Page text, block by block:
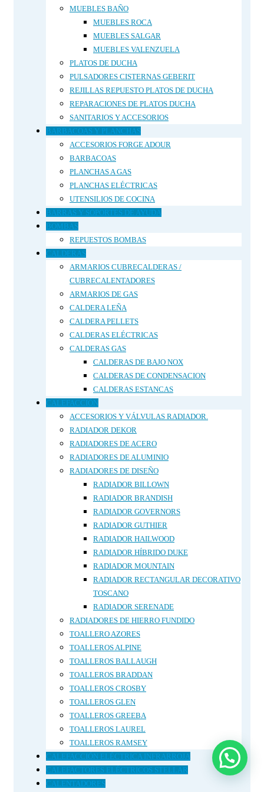
MUEBLES BAÑO
MUEBLES ROCA
MUEBLES SALGAR
MUEBLES VALENZUELA
PLATOS DE DUCHA
PULSADORES CISTERNAS GEBERIT
REJILLAS REPUESTO PLATOS DE DUCHA
REPARACIONES DE PLATOS DUCHA
SANITARIOS Y ACCESORIOS
BARBACOAS Y PLANCHAS
ACCESORIOS FORGE ADOUR
BARBACOAS
PLANCHAS A GAS
PLANCHAS ELÉCTRICAS
UTENSILIOS DE COCINA
BARRAS Y SOPORTES DE AYUDA
BOMBAS
REPUESTOS BOMBAS
CALDERAS
ARMARIOS CUBRECALDERAS /
CUBRECALENTADORES
ARMARIOS DE GAS
CALDERA LEÑA
CALDERA PELLETS
CALDERAS ELÉCTRICAS
CALDERAS GAS
CALDERAS DE BAJO NOX
CALDERAS DE CONDENSACION
CALDERAS ESTANCAS
CALEFACCIÓN
ACCESORIOS Y VÁLVULAS RADIADOR.
RADIADOR DEKOR
RADIADORES DE ACERO
RADIADORES DE ALUMINIO
RADIADORES DE DISEÑO
RADIADOR BILLOWN
RADIADOR BRANDISH
RADIADOR GOVERNORS
RADIADOR GUTHIER
RADIADOR HAILWOOD
RADIADOR HÍBRIDO DUKE
RADIADOR MOUNTAIN
RADIADOR RECTANGULAR DECORATIVO
TOSCANO
RADIADOR SERENADE
RADIADORES DE HIERRO FUNDIDO
TOALLERO AZORES
TOALLEROS ALPINE
TOALLEROS BALLAUGH
TOALLEROS BRADDAN
TOALLEROS CROSBY
TOALLEROS GLEN
TOALLEROS GREEBA
TOALLEROS LAUREL
TOALLEROS RAMSEY
CALEFACCIÓN ELÉCTRICA INFRARROJA
CALEFACTORES ELÉCTRICOS STELLAR
CALENTADORES